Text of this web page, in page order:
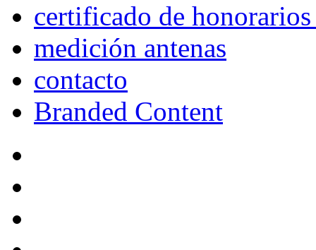
certificado de
medición antenas
contacto
Branded Content